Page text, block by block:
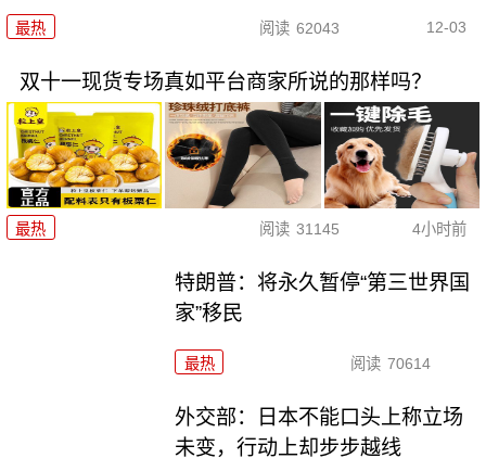
最热 阅读 62043 12-03
双十一现货专场真如平台商家所说的那样吗？
最热 阅读 31145 4小时前
特朗普：将永久暂停“第三世界国
家”移民
最热 阅读 70614
外交部：日本不能口头上称立场
未变，行动上却步步越线